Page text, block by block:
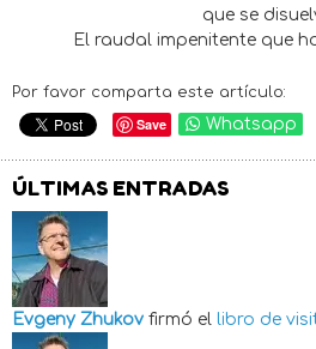
que se
El raudal impenitente que
Por favor comparta este artículo:
Save Whatsapp
ÚLTIMAS ENTRADAS
Evgeny Zhukov firmó el libro de